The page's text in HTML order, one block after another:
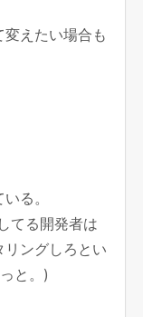
えたい場合も
る。
てる開発者は
ングしろとい
と。)